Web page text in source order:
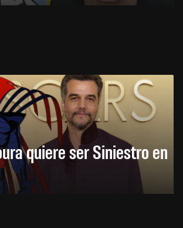
quiere ser Siniestro en